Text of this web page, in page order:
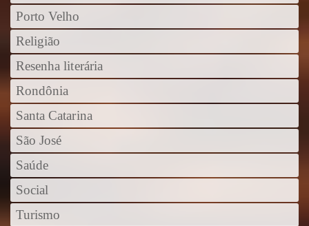
Porto Velho
Religião
Resenha literária
Rondônia
Santa Catarina
São José
Saúde
Social
Turismo